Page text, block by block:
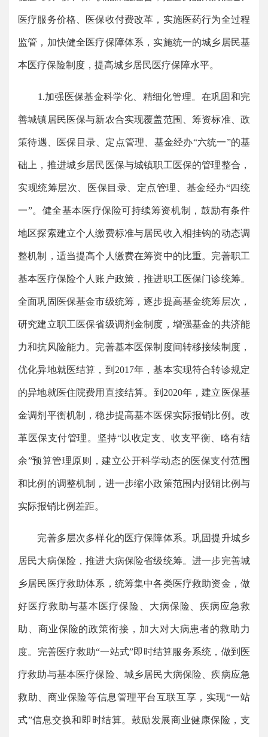
医疗服务价格、医保收付费改革，实施医药行为全过程
监管，加快健全医疗保障体系，实施统一的城乡居民基
本医疗保险制度，提高城乡居民医疗保障水平。
1.加强医保基金科学化、精细化管理。在巩固和完
善城镇居民医保与新农合实现覆盖范围、筹资标准、政
策待遇、医保目录、定点管理、基金经办“六统一”的基
础上，推进城乡居民医保与城镇职工医保的管理整合，
实现统筹层次、医保目录、定点管理、基金经办“四统
一”。健全基本医疗保险可持续筹资机制，鼓励有条件
地区探索建立个人缴费标准与居民收入相挂钩的动态调
整机制，适当提高个人缴费在筹资中的比重。完善职工
基本医疗保险个人账户政策，推进职工医保门诊统筹。
全面巩固医保基金市级统筹，逐步提高基金统筹层次，
研究建立职工医保省级调剂金制度，增强基金的共济能
力和抗风险能力。完善基本医保制度间转移接续制度，
优化异地就医结算，到2017年，基本实现符合转诊规定
的异地就医住院费用直接结算。到2020年，建立医保基
金调剂平衡机制，稳步提高基本医保实际报销比例。改
革医保支付管理。坚持“以收定支、收支平衡、略有结
余”预算管理原则，建立公开科学动态的医保支付范围
和比例的调整机制，进一步缩小政策范围内报销比例与
实际报销比例差距。
完善多层次多样化的医疗保障体系。巩固提升城乡
居民大病保险，推进大病保险省级统筹。进一步完善城
乡居民医疗救助体系，统筹集中各类医疗救助资金，做
好医疗救助与基本医疗保险、大病保险、疾病应急救
助、商业保险的政策衔接，加大对大病患者的救助力
度。完善医疗救助“一站式”即时结算服务系统，做到医
疗救助与基本医疗保险、城乡居民大病保险、疾病应急
救助、商业保险等信息管理平台互联互享，实现“一站
式”信息交换和即时结算。鼓励发展商业健康保险，支